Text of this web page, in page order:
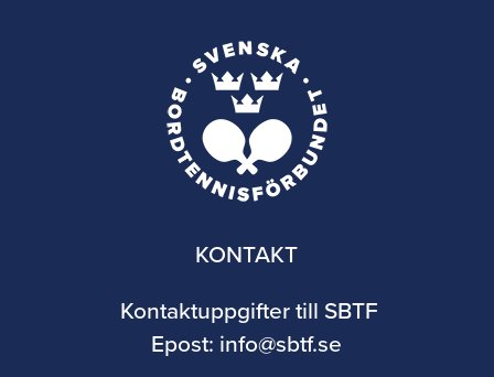
KONTAKT
Kontaktuppgifter till SBTF
Epost: info@sbtf.se